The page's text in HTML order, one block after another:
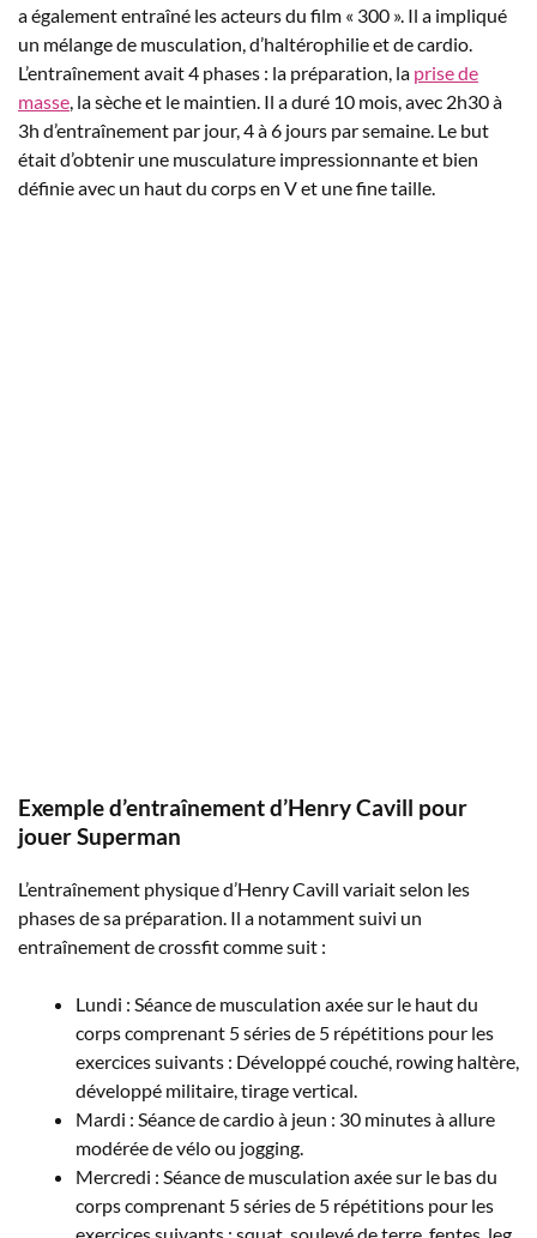
a également entraîné les acteurs du film « 300 ». Il a impliqué
un mélange de musculation, d’haltérophilie et de cardio.
L’entraînement avait 4 phases : la préparation, la prise de
masse, la sèche et le maintien. Il a duré 10 mois, avec 2h30 à
3h d’entraînement par jour, 4 à 6 jours par semaine. Le but
était d’obtenir une musculature impressionnante et bien
définie avec un haut du corps en V et une fine taille.
Exemple d’entraînement d’Henry Cavill pour
jouer Superman
L’entraînement physique d’Henry Cavill variait selon les
phases de sa préparation. Il a notamment suivi un
entraînement de crossfit comme suit :
Lundi : Séance de musculation axée sur le haut du
corps comprenant 5 séries de 5 répétitions pour les
exercices suivants : Développé couché, rowing haltère,
développé militaire, tirage vertical.
Mardi : Séance de cardio à jeun : 30 minutes à allure
modérée de vélo ou jogging.
Mercredi : Séance de musculation axée sur le bas du
corps comprenant 5 séries de 5 répétitions pour les